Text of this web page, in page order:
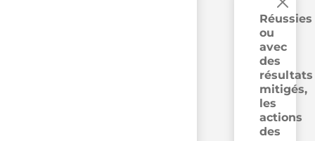
Réussies
ou
avec
des
résultats
mitigés,
les
actions
des
×